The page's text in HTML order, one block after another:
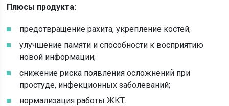
Плюсы продукта:
предотвращение рахита, укрепление костей;
улучшение памяти и способности к восприятию
новой информации;
снижение риска появления осложнений при
простуде, инфекционных заболеваний;
нормализация работы ЖКТ.